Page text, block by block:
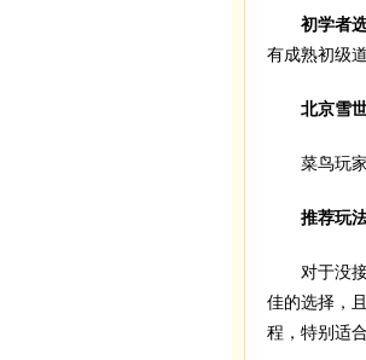
初学者选
有成熟初级
北京雪世
菜鸟玩家
推荐玩法
对于没接
佳的选择，
程，特别适